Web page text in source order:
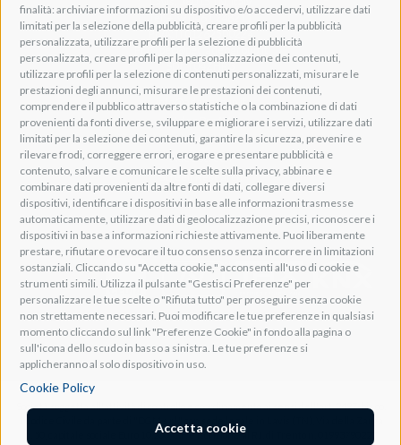
finalità: archiviare informazioni su dispositivo e/o accedervi, utilizzare dati
limitati per la selezione della pubblicità, creare profili per la pubblicità
personalizzata, utilizzare profili per la selezione di pubblicità
personalizzata, creare profili per la personalizzazione dei contenuti,
utilizzare profili per la selezione di contenuti personalizzati, misurare le
prestazioni degli annunci, misurare le prestazioni dei contenuti,
comprendere il pubblico attraverso statistiche o la combinazione di dati
provenienti da fonti diverse, sviluppare e migliorare i servizi, utilizzare dati
limitati per la selezione dei contenuti, garantire la sicurezza, prevenire e
rilevare frodi, correggere errori, erogare e presentare pubblicità e
contenuto, salvare e comunicare le scelte sulla privacy, abbinare e
combinare dati provenienti da altre fonti di dati, collegare diversi
dispositivi, identificare i dispositivi in base alle informazioni trasmesse
automaticamente, utilizzare dati di geolocalizzazione precisi, riconoscere i
dispositivi in base a informazioni richieste attivamente. Puoi liberamente
prestare, rifiutare o revocare il tuo consenso senza incorrere in limitazioni
sostanziali. Cliccando su "Accetta cookie," acconsenti all'uso di cookie e
strumenti simili. Utilizza il pulsante "Gestisci Preferenze" per
personalizzare le tue scelte o "Rifiuta tutto" per proseguire senza cookie
non strettamente necessari. Puoi modificare le tue preferenze in qualsiasi
momento cliccando sul link "Preferenze Cookie" in fondo alla pagina o
sull'icona dello scudo in basso a sinistra. Le tue preferenze si
applicheranno al solo dispositivo in uso.
Cookie Policy
Accetta cookie
Tel: +39 0461 248211
P.IVA: IT01262500224
PEC: pec@pec.adeogroup.it
SDI: T04ZHR3
info@adeogroup.it
Adeo ProAV
Adeo HomeAV
Adeo Screen
Screen Research
Adeum Cinema Suite
Società soggetta all'attività di controllo e coordinamento ai sensi dell'art. 2497-bis co.
n. 50, capitale sociale Euro 10.200, C.F. e iscrizione al R.I. di Trento n. 01993790227